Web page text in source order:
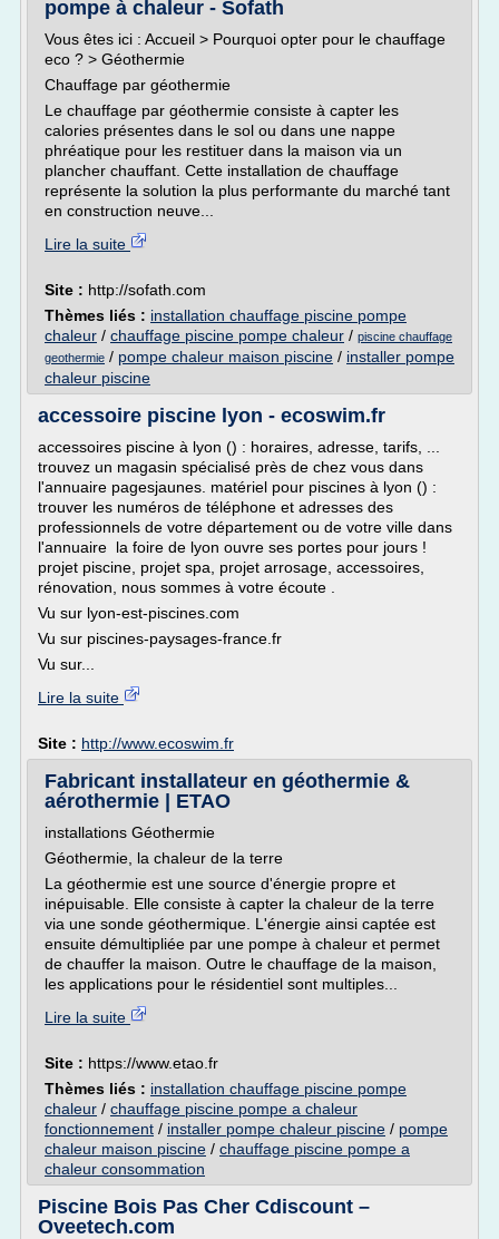
pompe à chaleur - Sofath
Vous êtes ici : Accueil > Pourquoi opter pour le chauffage
eco ? > Géothermie
Chauffage par géothermie
Le chauffage par géothermie consiste à capter les
calories présentes dans le sol ou dans une nappe
phréatique pour les restituer dans la maison via un
plancher chauffant. Cette installation de chauffage
représente la solution la plus performante du marché tant
en construction neuve...
Lire la suite
Site : http://sofath.com
Thèmes liés : installation chauffage piscine pompe
chaleur / chauffage piscine pompe chaleur / piscine chauffage
geothermie / pompe chaleur maison piscine / installer pompe
chaleur piscine
accessoire piscine lyon - ecoswim.fr
accessoires piscine à lyon () : horaires, adresse, tarifs, ...
trouvez un magasin spécialisé près de chez vous dans
l'annuaire pagesjaunes. matériel pour piscines à lyon () :
trouver les numéros de téléphone et adresses des
professionnels de votre département ou de votre ville dans
l'annuaire la foire de lyon ouvre ses portes pour jours !
projet piscine, projet spa, projet arrosage, accessoires,
rénovation, nous sommes à votre écoute .
Vu sur lyon-est-piscines.com
Vu sur piscines-paysages-france.fr
Vu sur...
Lire la suite
Site : http://www.ecoswim.fr
Fabricant installateur en géothermie &
aérothermie | ETAO
installations Géothermie
Géothermie, la chaleur de la terre
La géothermie est une source d'énergie propre et
inépuisable. Elle consiste à capter la chaleur de la terre
via une sonde géothermique. L'énergie ainsi captée est
ensuite démultipliée par une pompe à chaleur et permet
de chauffer la maison. Outre le chauffage de la maison,
les applications pour le résidentiel sont multiples...
Lire la suite
Site : https://www.etao.fr
Thèmes liés : installation chauffage piscine pompe
chaleur / chauffage piscine pompe a chaleur
fonctionnement / installer pompe chaleur piscine / pompe
chaleur maison piscine / chauffage piscine pompe a
chaleur consommation
Piscine Bois Pas Cher Cdiscount –
Oveetech.com